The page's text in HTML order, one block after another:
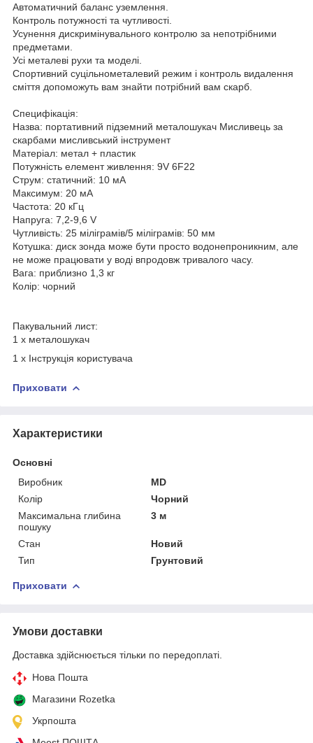
Автоматичний баланс уземлення.
Контроль потужності та чутливості.
Усунення дискримінувального контролю за непотрібними
предметами.
Усі металеві рухи та моделі.
Спортивний суцільнометалевий режим і контроль видалення
сміття допоможуть вам знайти потрібний вам скарб.
Специфікація:
Назва: портативний підземний металошукач Мисливець за
скарбами мисливський інструмент
Матеріал: метал + пластик
Потужність елемент живлення: 9V 6F22
Струм: статичний: 10 мА
Максимум: 20 мА
Частота: 20 кГц
Напруга: 7,2-9,6 V
Чутливість: 25 міліграмів/5 міліграмів: 50 мм
Котушка: диск зонда може бути просто водонепроникним, але
не може працювати у воді впродовж тривалого часу.
Вага: приблизно 1,3 кг
Колір: чорний
Пакувальний лист:
1 х металошукач
1 х Інструкція користувача
Приховати
Характеристики
Основні
Виробник
MD
Колір
Чорний
Максимальна глибина
пошуку
3 м
Стан
Новий
Тип
Грунтовий
Приховати
Умови доставки
Доставка здійснюється тільки по передоплаті.
Нова Пошта
Магазини Rozetka
Укрпошта